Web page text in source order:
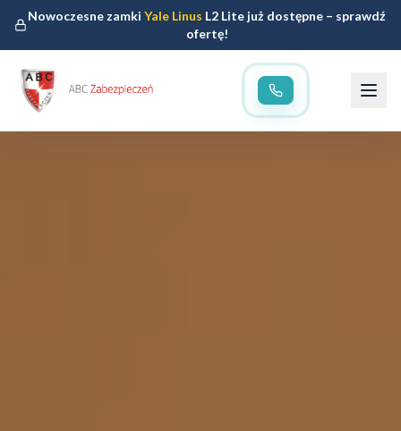
Nowoczesne zamkiYale Linus L2 Lite już dostępne – sprawdź
ofertę!